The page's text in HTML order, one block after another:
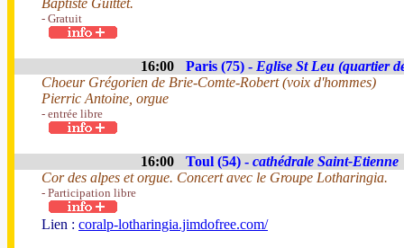
Baptiste Guittet.
- Gratuit
16:00 Paris (75) - Eglise St Leu (quartier
Choeur Grégorien de Brie-Comte-Robert (voix d'hommes)
Pierric Antoine, orgue
- entrée libre
16:00 Toul (54) - cathédrale Saint-Etienne
Cor des alpes et orgue. Concert avec le Groupe Lotharingia.
- Participation libre
Lien : coralp-lotharingia.jimdofree.com/